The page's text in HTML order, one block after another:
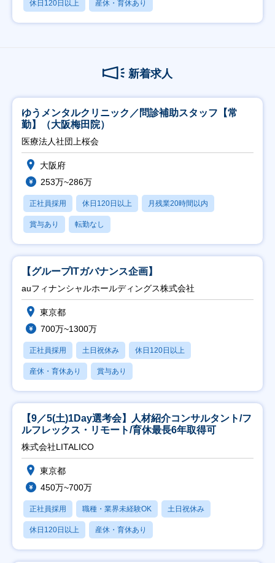
休日120日以上 産休・育休あり
新着求人
ゆうメンタルクリニック／問診補助スタッフ【常
勤】（大阪梅田院）
医療法人社団上桜会
大阪府
253万~286万
正社員採用 休日120日以上 月残業20時間以内
賞与あり 転勤なし
【グループITガバナンス企画】
auフィナンシャルホールディングス株式会社
東京都
700万~1300万
正社員採用 土日祝休み 休日120日以上
産休・育休あり 賞与あり
【9／5(土)1Day選考会】人材紹介コンサルタント/フ
ルフレックス・リモート/育休最長6年取得可
株式会社LITALICO
東京都
450万~700万
正社員採用 職種・業界未経験OK 土日祝休み
休日120日以上 産休・育休あり